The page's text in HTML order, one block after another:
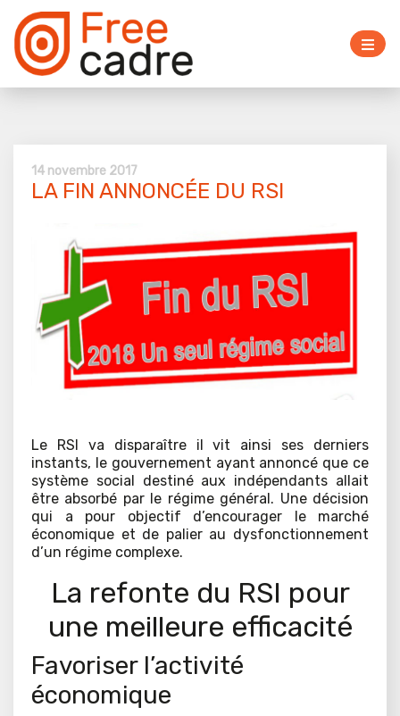
14 novembre 2017
LA FIN ANNONCÉE DU RSI
Le RSI va disparaître il vit ainsi ses derniers
instants, le gouvernement ayant annoncé que ce
système social destiné aux indépendants allait
être absorbé par le régime général. Une décision
qui a pour objectif d’encourager le marché
économique et de palier au dysfonctionnement
d’un régime complexe.
La refonte du RSI pour
une meilleure efficacité
Favoriser l’activité
économique